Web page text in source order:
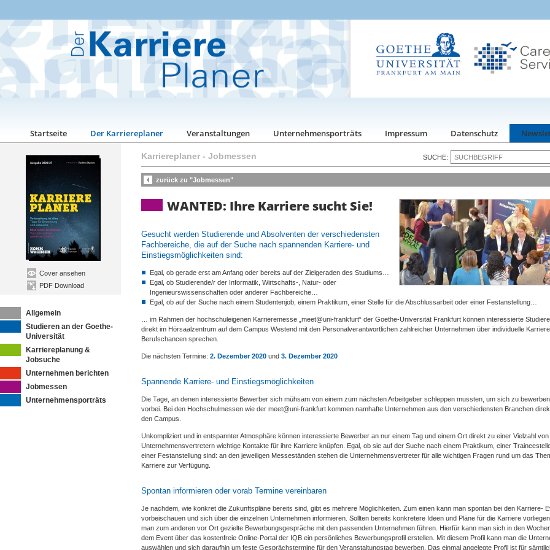
Startseite Der Karriereplaner Veranstaltungen Unternehmensporträts Impressum Datenschutz
Cover ansehen
PDF Download
Allgemein
Studieren an der Goethe-
Universität
Karriereplanung &
Jobsuche
Unternehmen berichten
Jobmessen
Unternehmensporträts
SUCHE:
Karriereplaner - Jobmessen
zurück zu "Jobmessen"
WANTED: Ihre Karriere sucht Sie!
Gesucht werden Studierende und Absolventen der verschiedensten
Fachbereiche, die auf der Suche nach spannenden Karriere- und
Einstiegsmöglichkeiten sind:
Egal, ob gerade erst am Anfang oder bereits auf der Zielgeraden des Studiums…
Egal, ob Studierende/r der Informatik, Wirtschafts-, Natur- oder
Ingenieurswissenschaften oder anderer Fachbereiche…
Egal, ob auf der Suche nach einem Studentenjob, einem Praktikum, einer Stelle für die Abschlussarbeit oder einer Festanstellung…
… im Rahmen der hochschuleigenen Karrieremesse „meet@uni-frankfurt“ der Goethe-Universität Frankfurt können interessierte
direkt im Hörsaalzentrum auf dem Campus Westend mit den Personalverantwortlichen zahlreicher Unternehmen über individuelle
Berufschancen sprechen.
Die nächsten Termine: 2. Dezember 2020 und 3. Dezember 2020
Spannende Karriere- und Einstiegsmöglichkeiten
Die Tage, an denen interessierte Bewerber sich mühsam von einem zum nächsten Arbeitgeber schleppen mussten, um sich zu
vorbei. Bei den Hochschulmessen wie der meet@uni-frankfurt kommen namhafte Unternehmen aus den verschiedensten Branchen
den Campus.
Unkompliziert und in entspannter Atmosphäre können interessierte Bewerber an nur einem Tag und einem Ort direkt zu einer Vielzahl von
Unternehmensvertretern wichtige Kontakte für ihre Karriere knüpfen. Egal, ob sie auf der Suche nach einem Praktikum, einer
einer Festanstellung sind: an den jeweiligen Messeständen stehen die Unternehmensvertreter für alle wichtigen Fragen rund um das
Karriere zur Verfügung.
Spontan informieren oder vorab Termine vereinbaren
Je nachdem, wie konkret die Zukunftspläne bereits sind, gibt es mehrere Möglichkeiten. Zum einen kann man spontan bei den Karriere-
vorbeischauen und sich über die einzelnen Unternehmen informieren. Sollten bereits konkretere Ideen und Pläne für die Karriere
man zum anderen vor Ort gezielte Bewerbungsgespräche mit den passenden Unternehmen führen. Hierfür kann man sich in den
dem Event über das kostenfreie Online-Portal der IQB ein persönliches Bewerbungsprofil erstellen. Mit diesem Profil kann man die
auswählen und sich daraufhin um feste Gesprächstermine für den Veranstaltungstag bewerben. Das einmal angelegte Profil ist für